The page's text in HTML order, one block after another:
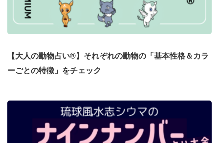
【大人の動物占い®】それぞれの動物の「基本性格＆カラ
ーごとの特徴」をチェック